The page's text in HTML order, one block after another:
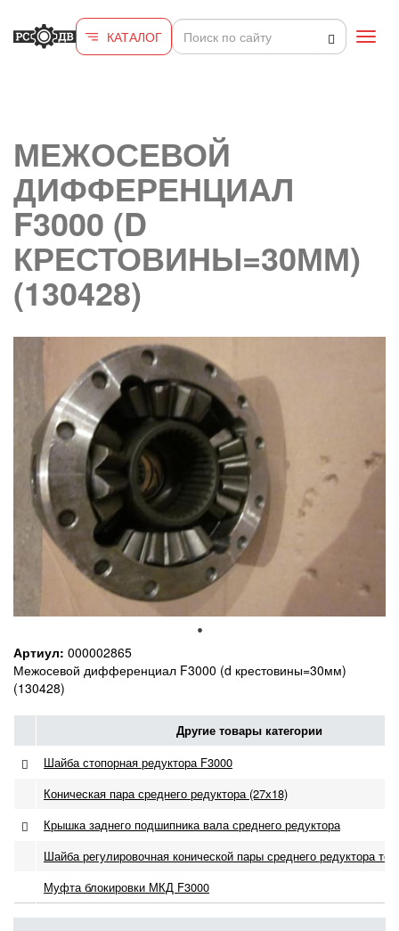
КАТАЛОГ
МЕЖОСЕВОЙ
ДИФФЕРЕНЦИАЛ
F3000 (D
КРЕСТОВИНЫ=30ММ)
(130428)
Артиул: 000002865
Межосевой дифференциал F3000 (d крестовины=30мм)
(130428)
Другие товары категории
Шайба стопорная редуктора F3000
Коническая пара среднего редуктора (27х18)
Крышка заднего подшипника вала среднего редуктора
Шайба регулировочная конической пары среднего редуктора
Муфта блокировки МКД F3000